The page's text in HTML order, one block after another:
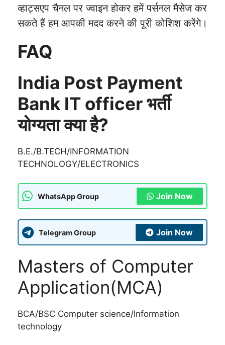
व्हाट्सएप चैनल पर ज्वाइन होकर हमें पर्सनल मैसेज कर
सकते हैं हम आपकी मदद करने की पूरी कोशिश करेंगे।
FAQ
India Post Payment
Bank IT officer भर्ती
योग्यता क्या है?
B.E./B.TECH/INFORMATION
TECHNOLOGY/ELECTRONICS
WhatsApp Group Join Now
Telegram Group Join Now
Masters of Computer
Application(MCA)
BCA/BSC Computer science/Information
technology